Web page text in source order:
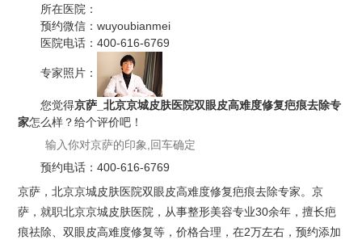
所在医院：
预约微信：wuyoubianmei
医院电话：400-616-6769
专家照片：
您觉得京萨_北京京城皮肤医院双眼皮高难度修复疤痕去除专
家怎么样？给个评价吧！
预约电话：400-616-6769
京萨，北京京城皮肤医院双眼皮高难度修复疤痕去除专家。京
萨，就职北京京城皮肤医院，从事整形美容专业30余年，擅长疤
痕祛除、双眼皮高难度修复等，价格合理，在2万左右，预约添加